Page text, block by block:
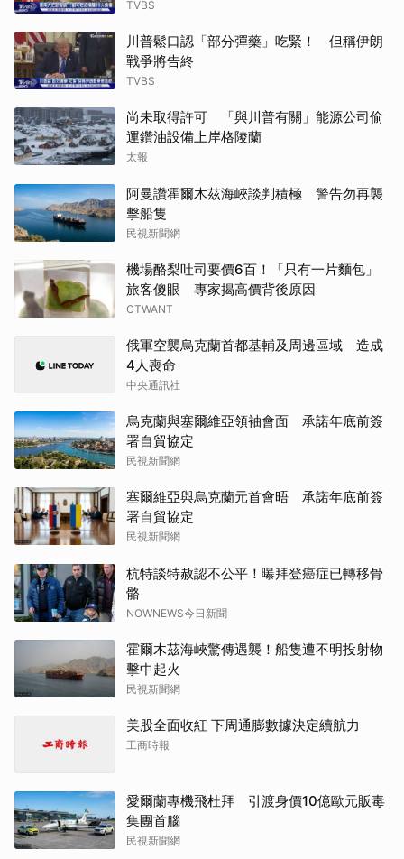
TVBS
川普鬆口認「部分彈藥」吃緊！ 但稱伊朗
戰爭將告終
TVBS
尚未取得許可 「與川普有關」能源公司偷
運鑽油設備上岸格陵蘭
太報
阿曼讚霍爾木茲海峽談判積極 警告勿再襲
擊船隻
民視新聞網
機場酪梨吐司要價6百！「只有一片麵包」
旅客傻眼 專家揭高價背後原因
CTWANT
俄軍空襲烏克蘭首都基輔及周邊區域 造成
4人喪命
中央通訊社
烏克蘭與塞爾維亞領袖會面 承諾年底前簽
署自貿協定
民視新聞網
塞爾維亞與烏克蘭元首會晤 承諾年底前簽
署自貿協定
民視新聞網
杭特談特赦認不公平！曝拜登癌症已轉移骨
骼
NOWNEWS今日新聞
霍爾木茲海峽驚傳遇襲！船隻遭不明投射物
擊中起火
民視新聞網
美股全面收紅 下周通膨數據決定續航力
工商時報
愛爾蘭專機飛杜拜 引渡身價10億歐元販毒
集團首腦
民視新聞網